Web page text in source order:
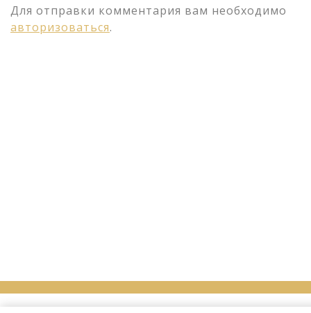
Для отправки комментария вам необходимо
авторизоваться.